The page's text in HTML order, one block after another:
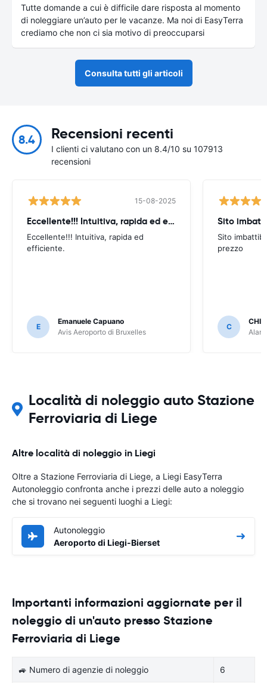
Tutte domande a cui è difficile dare risposta al momento
di noleggiare un’auto per le vacanze. Ma noi di EasyTerra
crediamo che non ci sia motivo di preoccuparsi
Consulta tutti gli articoli
8.4 Recensioni recenti
I clienti ci valutano con un 8.4/10 su 107913
recensioni
15-08-2025
Eccellente!!! Intuitiva, rapida ed efficiente
Eccellente!!! Intuitiva, rapida ed
efficiente.
E
Emanuele Capuano
Avis Aeroporto di Bruxelles
Sito
Sito
prezzo
C
Località di noleggio auto Stazione
Ferroviaria di Liege
Altre località di noleggio in Liegi
Oltre a Stazione Ferroviaria di Liege, a Liegi EasyTerra
Autonoleggio confronta anche i prezzi delle auto a noleggio
che si trovano nei seguenti luoghi a Liegi:
Autonoleggio
Aeroporto di Liegi-Bierset
Importanti informazioni aggiornate per il
noleggio di un'auto presso Stazione
Ferroviaria di Liege
🚙 Numero di agenzie di noleggio 6